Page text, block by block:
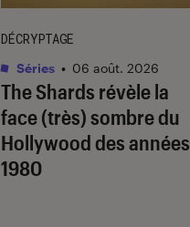
The Shards révèle la
face (très) sombre du
Hollywood des années
1980
DÉCRYPTAGE
Séries • 06 août. 2026